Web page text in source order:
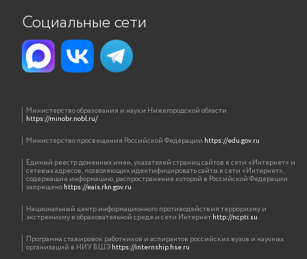
Социальные сети
Министерство образования и науки Нижегородской области
https://minobr.nobl.ru/
Министерство просвещения Российской Федерации https://edu.gov.ru
Единый реестр доменных имен, указателей страниц сайтов в сети «Интернет» и
сетевых адресов, позволяющих идентифицировать сайты в сети «Интернет»,
содержащие информацию, распространение которой в Российской Федерации
запрещеноhttps://eais.rkn.gov.ru
Национальный центр информационного противодействия терроризму и
экстремизму в образовательной среде и сети Интернетhttp://ncpti.su
Программа стажировок работников и аспирантов российских вузов и научных
организаций в НИУ ВШЭhttps://internship.hse.ru